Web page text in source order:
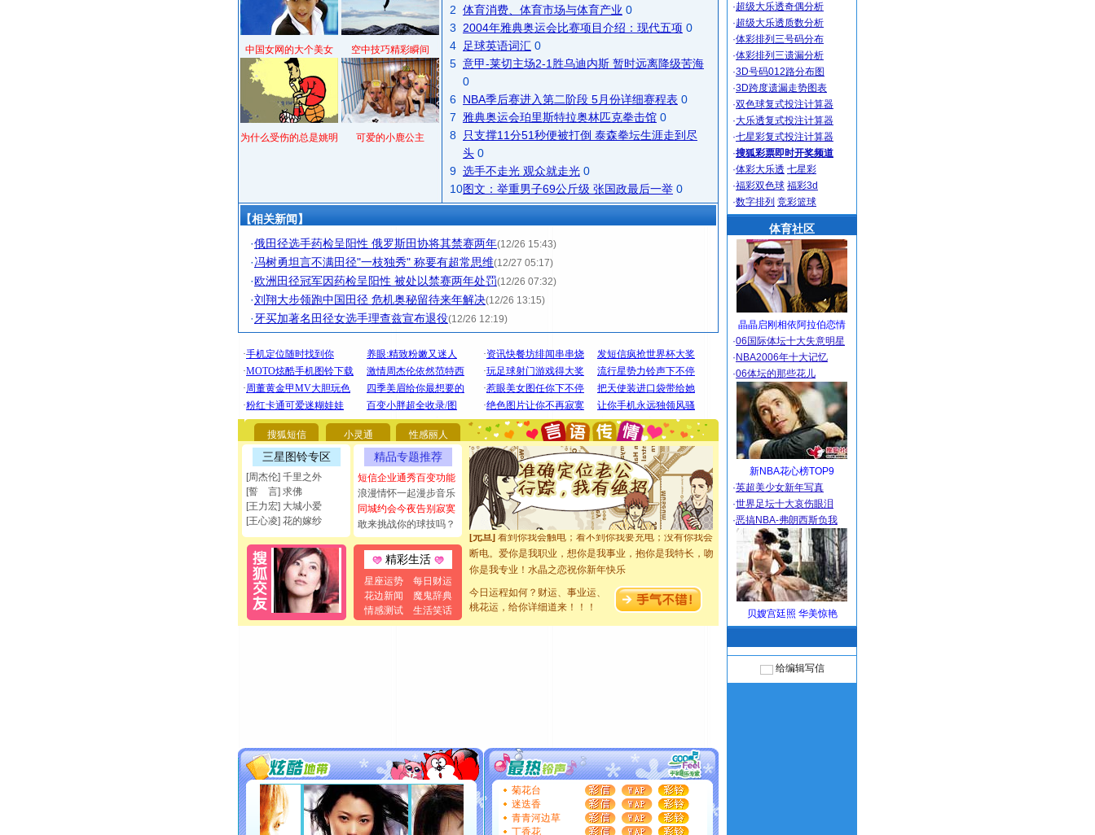
中国女网的大个美女 空中技巧精彩瞬间
为什么受伤的总是姚明 可爱的小鹿公主
2 体育消费、体育市场与体育产业 0
3
2004年雅典奥运会比赛项目介绍：现代五项 0
4
足球英语词汇 0
5 意甲-莱切主场2-1胜乌迪内斯 暂时远离降级苦海
0
6 NBA季后赛进入第二阶段 5月份详细赛程表 0
7
雅典奥运会珀里斯特拉奥林匹克拳击馆 0
8
只支撑11分51秒便被打倒 泰森拳坛生涯走到尽
头 0
9 选手不走光 观众就走光 0
10图文：举重男子69公斤级 张国政最后一举 0
【相关新闻】
·俄田径选手药检呈阳性 俄罗斯田协将其禁赛两年(12/26 15:43)
·冯树勇坦言不满田径"一枝独秀" 称要有超常思维(12/27 05:17)
·欧洲田径冠军因药检呈阳性 被处以禁赛两年处罚(12/26 07:32)
·刘翔大步领跑中国田径 危机奥秘留待来年解决(12/26 13:15)
·牙买加著名田径女选手理查兹宣布退役(12/26 12:19)
搜狐短信 小灵通 性感丽人
三星图铃专区
[周杰伦] 千里之外
[誓 言] 求佛
[王力宏] 大城小爱
[王心凌] 花的嫁纱
精品专题推荐
短信企业通秀百变功能
浪漫情怀一起漫步音乐
同城约会今夜告别寂寞
敢来挑战你的球技吗？
精彩生活
星座运势
每日财运
花边新闻
魔鬼辞典
情感测试
生活笑话
[圣诞节]圣诞节到了，想想没什么送给你的，又不打算给
你太多，只有给你五千万：千万快乐！千万要健康！千万
要平安！千万要知足！千万不要忘记我！
[圣诞节]不只这样的日子才会想起你,而是这样的日子才
能正大光明地骚扰你,告诉你,圣诞要快乐!新年要快乐!天天
都要快乐噢!
[圣诞节] 奉上一颗祝福的心,在这个特别的日子里,愿幸福,
如意,快乐,鲜花,一切美好的祝愿与你同在.圣诞快乐!
[元旦]看到你我会触电；看不到你我要充电；没有你我会
断电。爱你是我职业，想你是我事业，抱你是我特长，吻
你是我专业！水晶之恋祝你新年快乐
[元旦]如果上天让我许三个愿望，一是今生今世和你在一
起；二是再生再世和你在一起；三是三生三世和你不再分
离。水晶之恋祝你新年快乐
[元旦]当我狠下心扭头离去那一刻，你在我身后无助地哭
送你一棵薰衣草，愿你新年快乐！
[圣诞节]圣诞节到了，想想没什么送给你的，又不打算给
你太多，只有给你五千万：千万快乐！千万要健康！千万
要平安！千万要知足！千万不要忘记我！
[圣诞节]不只这样的日子才会想起你,而是这样的日子才
今日运程如何？财运、事业运、
桃花运，给你详细道来！！！
菊花台
迷迭香
青青河边草
丁香花
·超级大乐透奇偶分析
·超级大乐透质数分析
·体彩排列三号码分布
·体彩排列三遗漏分析
·3D号码012路分布图
·3D跨度遗漏走势图表
·双色球复式投注计算器
·大乐透复式投注计算器
·七星彩复式投注计算器
·搜狐彩票即时开奖频道
·体彩大乐透 七星彩
·福彩双色球 福彩3d
·数字排列 竞彩篮球
体育社区
晶晶启刚相依阿拉伯恋情
·06国际体坛十大失意明星
· NBA2006年十大记忆
·06体坛的那些花儿
新NBA花心榜TOP9
·英超美少女新年写真
·世界足坛十大哀伤眼泪
·恶搞NBA-弗朗西斯负我
贝嫂宫廷照 华美惊艳
给编辑写信